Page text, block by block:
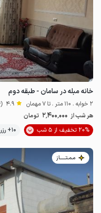
خانه مبله در سامان - طبقه دوم
2 خوابه . 110 متر . تا 7 مهمان 4.9 (14 نظر)
هر شب از 2٬400٬000 تومان
20% تخفیف از 5 شب
10+ رزرو موفق
مـمـتــــــاز